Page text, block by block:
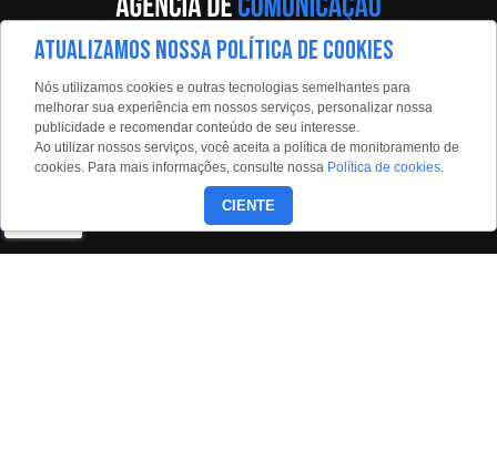
Av. Eng. Caetano Álvares, 55 - 5º andar
Limão, São Paulo, 02598-900
Contato:
estadaoconteudo@estadao.com
(11)99350-0439
ATUALIZAMOS NOSSA POLÍTICA DE COOKIES
Nós utilizamos cookies e outras tecnologias semelhantes para
melhorar sua experiência em nossos serviços, personalizar nossa
publicidade e recomendar conteúdo de seu interesse.
Ao utilizar nossos serviços, você aceita a política de monitoramento de
cookies. Para mais informações, consulte nossa Política de cookies.
CIENTE